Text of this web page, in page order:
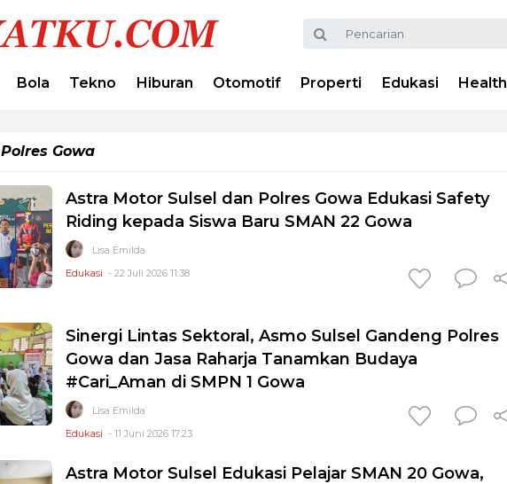
Bola Tekno Hiburan Otomotif Properti Edukasi Health
Polres Gowa
Astra Motor Sulsel dan Polres Gowa Edukasi Safety
Riding kepada Siswa Baru SMAN 22 Gowa
Lisa Emilda
Edukasi - 22 Juli 2026 11:38
Sinergi Lintas Sektoral, Asmo Sulsel Gandeng Polres
Gowa dan Jasa Raharja Tanamkan Budaya
#Cari_Aman di SMPN 1 Gowa
Lisa Emilda
Edukasi - 11 Juni 2026 17:23
Astra Motor Sulsel Edukasi Pelajar SMAN 20 Gowa,